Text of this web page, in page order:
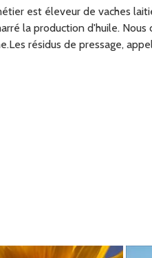
est éleveur de vaches
la production d'huile.
résidus de pressage,